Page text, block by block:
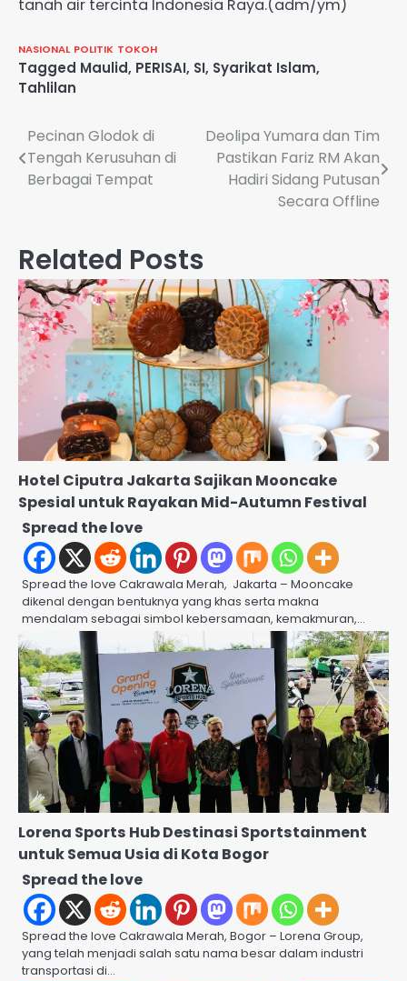
tanah air tercinta Indonesia Raya.(adm/ym)
NASIONAL POLITIK TOKOH
Tagged Maulid, PERISAI, SI, Syarikat Islam,
Tahlilan
Navigasi
pos
Pecinan Glodok di
Tengah Kerusuhan di
Berbagai Tempat
Deolipa Yumara dan Tim
Pastikan Fariz RM Akan
Hadiri Sidang Putusan
Secara Offline
Related Posts
Hotel Ciputra Jakarta Sajikan Mooncake
Spesial untuk Rayakan Mid-Autumn Festival
Spread the love
Spread the love Cakrawala Merah, Jakarta – Mooncake
dikenal dengan bentuknya yang khas serta makna
mendalam sebagai simbol kebersamaan, kemakmuran,…
Lorena Sports Hub Destinasi Sportstainment
untuk Semua Usia di Kota Bogor
Spread the love
Spread the love Cakrawala Merah, Bogor – Lorena Group,
yang telah menjadi salah satu nama besar dalam industri
transportasi di…